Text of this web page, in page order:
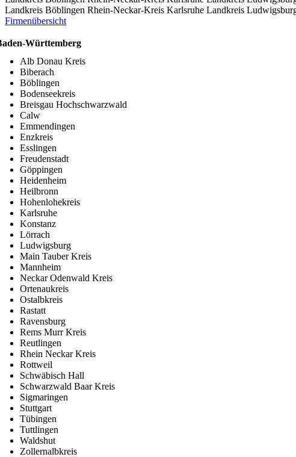
Landkreis Böblingen Rhein-Neckar-Kreis Karlsruhe Landkreis
Firmenübersicht
Württemberg
Alb Donau Kreis
Biberach
Böblingen
Bodenseekreis
Breisgau Hochschwarzwald
Calw
Emmendingen
Enzkreis
Esslingen
Freudenstadt
Göppingen
Heidenheim
Heilbronn
Hohenlohekreis
Karlsruhe
Konstanz
Lörrach
Ludwigsburg
Main Tauber Kreis
Mannheim
Neckar Odenwald Kreis
Ortenaukreis
Ostalbkreis
Rastatt
Ravensburg
Rems Murr Kreis
Reutlingen
Rhein Neckar Kreis
Rottweil
Schwäbisch Hall
Schwarzwald Baar Kreis
Sigmaringen
Stuttgart
Tübingen
Tuttlingen
Waldshut
Zollernalbkreis